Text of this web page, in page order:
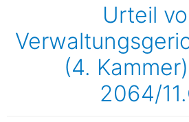
Urteil
(4.
2064/